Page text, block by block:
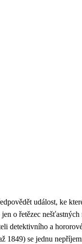
událost, ke
o řetězec nešťastných
detektivního a
1849) se jednu